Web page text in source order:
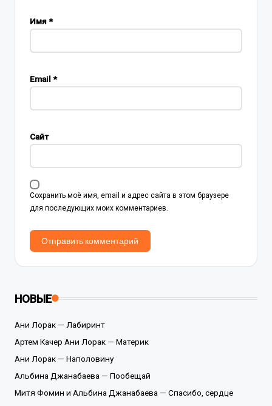
Имя*
Email *
Сайт
Сохранить моё имя, email и адрес сайта в этом браузере
для последующих моих комментариев.
НОВЫЕ
Ани Лорак — Лабиринт
Артем Качер Ани Лорак — Материк
Ани Лорак — Наполовину
Альбина Джанабаева — Пообещай
Митя Фомин и Альбина Джанабаева — Спасибо, сердце